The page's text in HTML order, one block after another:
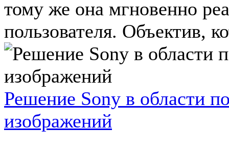
тому же она мгновенно
пользователя. Объектив,
Решение Sony в области
изображений